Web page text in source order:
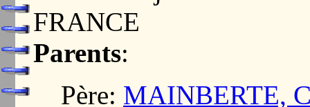
FRANCE
Parents:
Père: MAINBERTE,